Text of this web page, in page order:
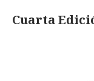
Cuarta